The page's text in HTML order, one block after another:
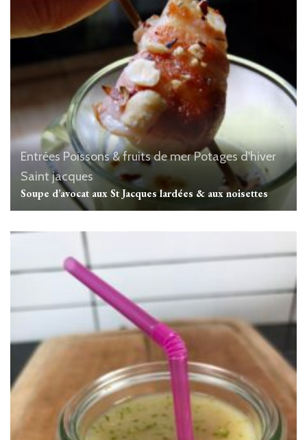
Entrées Poissons & fruits de merPotages d'hiver
Saint jacques
Soupe d’avocat aux St Jacques lardées & aux noisettes